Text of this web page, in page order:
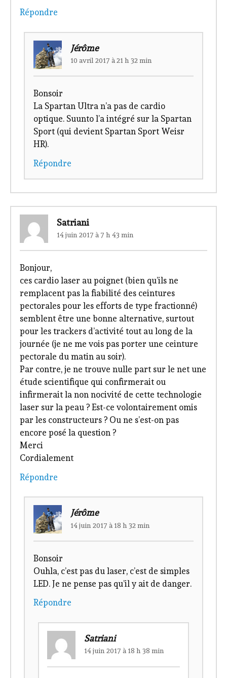
Répondre
Jérôme
10 avril 2017 à 21 h 32 min
Bonsoir
La Spartan Ultra n’a pas de cardio
optique. Suunto l’a intégré sur la Spartan
Sport (qui devient Spartan Sport Weisr
HR).
Répondre
Satriani
14 juin 2017 à 7 h 43 min
Bonjour,
ces cardio laser au poignet (bien qu’ils ne
remplacent pas la fiabilité des ceintures
pectorales pour les efforts de type fractionné)
semblent être une bonne alternative, surtout
pour les trackers d’activité tout au long de la
journée (je ne me vois pas porter une ceinture
pectorale du matin au soir).
Par contre, je ne trouve nulle part sur le net une
étude scientifique qui confirmerait ou
infirmerait la non nocivité de cette technologie
laser sur la peau ? Est-ce volontairement omis
par les constructeurs ? Ou ne s’est-on pas
encore posé la question ?
Merci
Cordialement
Répondre
Jérôme
14 juin 2017 à 18 h 32 min
Bonsoir
Ouhla, c’est pas du laser, c’est de simples
LED. Je ne pense pas qu’il y ait de danger.
Répondre
Satriani
14 juin 2017 à 18 h 38 min